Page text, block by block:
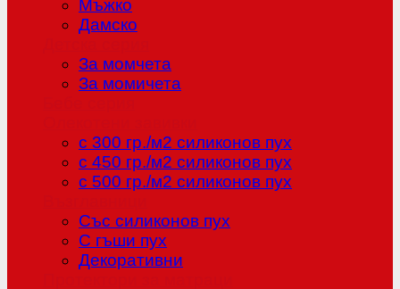
Мъжко
Дамско
За момчета
За момичета
с 300 гр./м2 силиконов пух
с 450 гр./м2 силиконов пух
с 500 гр./м2 силиконов пух
Със силиконов пух
С гъши пух
Декоративни